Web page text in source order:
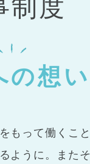
制度
の想い
もって働くこ
ように。また